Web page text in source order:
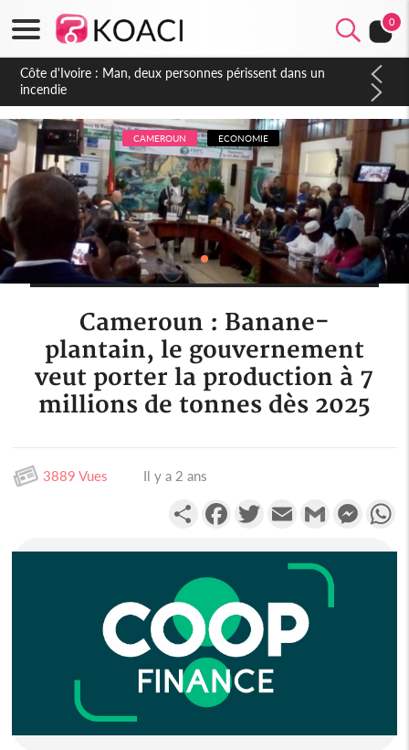
0
Côte d'Ivoire : Séileu, la célébration de la fête nationale
transformée en vaste campagne contre les produits
dépigmentants dangereux
CAMEROUN ECONOMIE
Cameroun : Banane-
plantain, le gouvernement
veut porter la production à 7
millions de tonnes dès 2025
3889 Vues Il y a 2 ans
PartagerFacebookTwitterEmail Gmail